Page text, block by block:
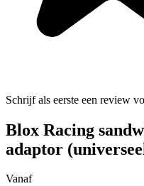
Schrijf als eerste een review
Blox Racing
adaptor
Vanaf